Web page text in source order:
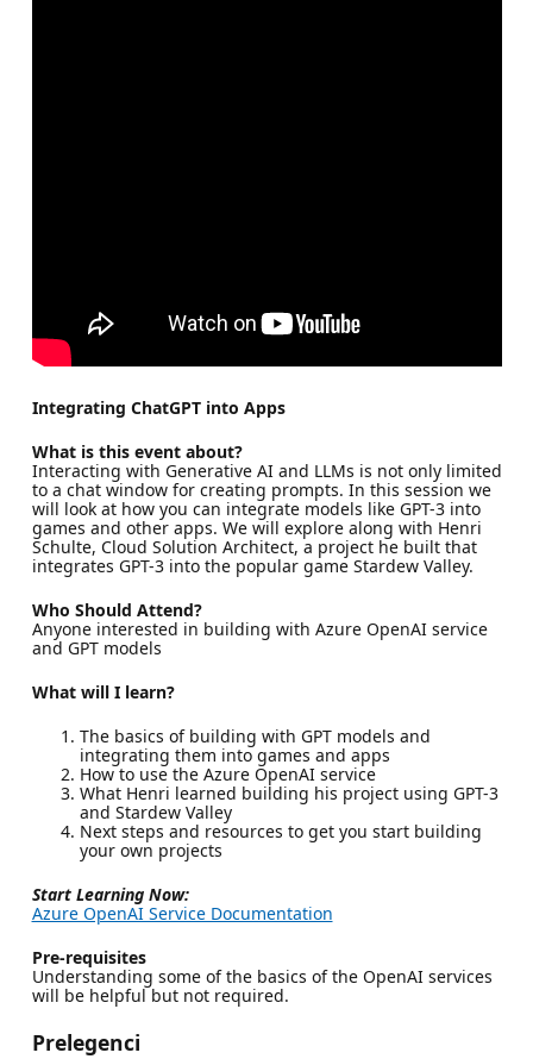
Integrating ChatGPT into Apps
What is this event about?
Interacting with Generative AI and LLMs is not only limited
to a chat window for creating prompts. In this session we
will look at how you can integrate models like GPT-3 into
games and other apps. We will explore along with Henri
Schulte, Cloud Solution Architect, a project he built that
integrates GPT-3 into the popular game Stardew Valley.
Who Should Attend?
Anyone interested in building with Azure OpenAI service
and GPT models
What will I learn?
The basics of building with GPT models and
integrating them into games and apps
How to use the Azure OpenAI service
What Henri learned building his project using GPT-3
and Stardew Valley
Next steps and resources to get you start building
your own projects
Start Learning Now:
Azure OpenAI Service Documentation
Pre-requisites
Understanding some of the basics of the OpenAI services
will be helpful but not required.
Prelegenci